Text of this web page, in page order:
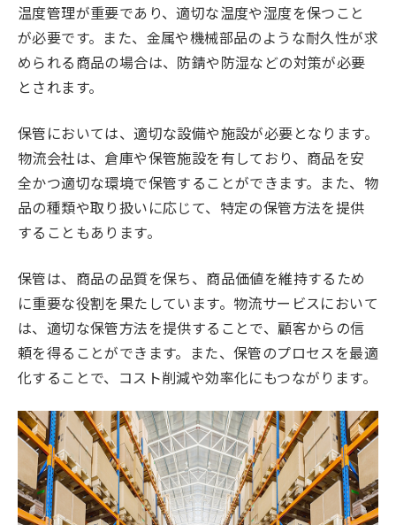
温度管理が重要であり、適切な温度や湿度を保つこと
が必要です。また、金属や機械部品のような耐久性が求
められる商品の場合は、防錆や防湿などの対策が必要
とされます。
保管においては、適切な設備や施設が必要となります。
物流会社は、倉庫や保管施設を有しており、商品を安
全かつ適切な環境で保管することができます。また、物
品の種類や取り扱いに応じて、特定の保管方法を提供
することもあります。
保管は、商品の品質を保ち、商品価値を維持するため
に重要な役割を果たしています。物流サービスにおいて
は、適切な保管方法を提供することで、顧客からの信
頼を得ることができます。また、保管のプロセスを最適
化することで、コスト削減や効率化にもつながります。